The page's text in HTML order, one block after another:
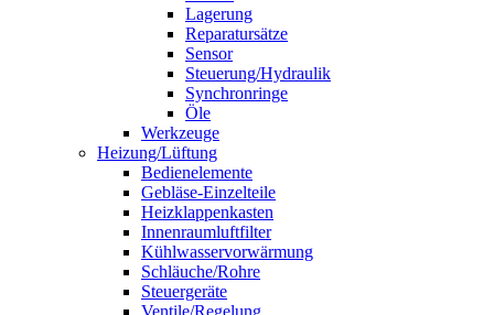
Lagerung
Reparatursätze
Sensor
Steuerung/Hydraulik
Synchronringe
Öle
Werkzeuge
Heizung/Lüftung
Bedienelemente
Gebläse-Einzelteile
Heizklappenkasten
Innenraumluftfilter
Kühlwasservorwärmung
Schläuche/Rohre
Steuergeräte
Ventile/Regelung